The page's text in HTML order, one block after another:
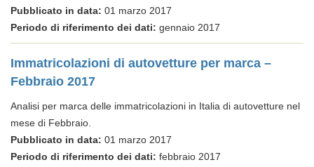
Pubblicato in data: 01 marzo 2017
Periodo di riferimento dei dati: gennaio 2017
Immatricolazioni di autovetture per marca –
Febbraio 2017
Analisi per marca delle immatricolazioni in Italia di autovetture nel
mese di Febbraio.
Pubblicato in data: 01 marzo 2017
Periodo di riferimento dei dati: febbraio 2017